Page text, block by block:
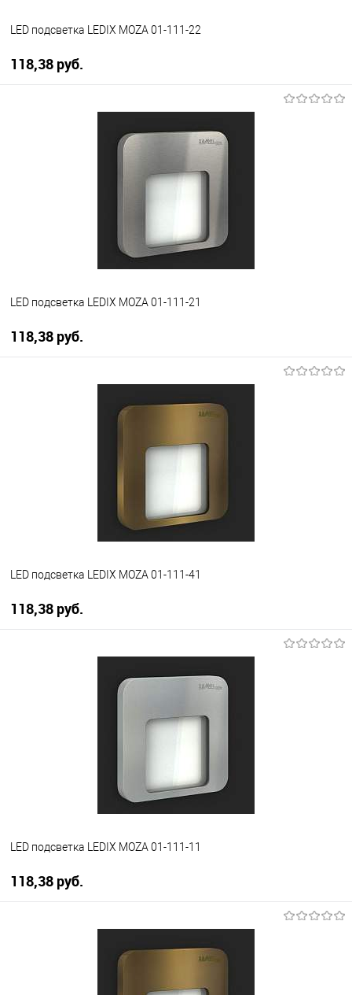
LED подсветка LEDIX MOZA 01-111-22
118,38 pуб.
В корзину
Уточняйте наличие у
менеджера
LED подсветка LEDIX MOZA 01-111-21
118,38 pуб.
В корзину
менеджера
LED подсветка LEDIX MOZA 01-111-41
118,38 pуб.
В корзину
Уточняйте наличие у
менеджера
LED подсветка LEDIX MOZA 01-111-11
118,38 pуб.
В корзину
менеджера